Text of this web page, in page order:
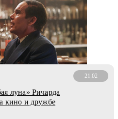
21.02
луна» Ричарда
кино и дружбе